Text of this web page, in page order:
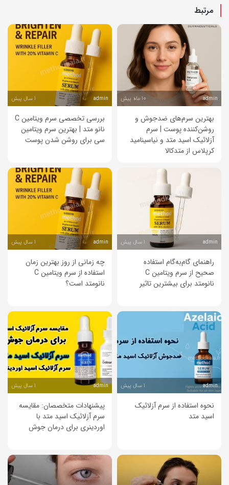
مرتبط
admin 10 ماه پیش
بهترین سرم‌های ضدجوش و
روشن‌کننده پوست | سرم
آزلائیک اسید متد و نیاسینامید
کرپلاس از متدکالا
admin
بررسی تخصصی سرم ویتامین C
نانو متد | بهترین سرم ویتامین
سی برای روشن شدن پوست
admin
راهنمای گام‌به‌گام استفاده
صحیح از سرم ویتامین C
نانو‌متد برای بیشترین تاثیر
admin
چه زمانی از روز بهترین زمان
استفاده از سرم ویتامین C
نانو‌متد است؟
admin
نحوه استفاده از سرم آزلائیک
اسید متد
admin
پیشنهادات متخصصان: مقایسه
سرم آزلائیک اسید متد با
اوردینری برای درمان جوش